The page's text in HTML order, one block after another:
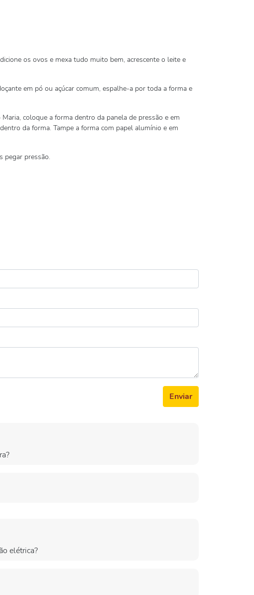
os ovos e mexa tudo muito bem, acrescente o leite e
em pó ou açúcar comum, espalhe-a por toda a forma e
coloque a forma dentro da panela de pressão e em
da forma. Tampe a forma com papel alumínio e em
pegar pressão.
Enviar
elétrica?